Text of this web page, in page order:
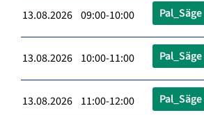
13.08.2026 09:00-10:00 Pal_Säge
13.08.2026 10:00-11:00 Pal_Säge
13.08.2026 11:00-12:00 Pal_Säge